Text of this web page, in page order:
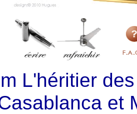
L'héritier
et